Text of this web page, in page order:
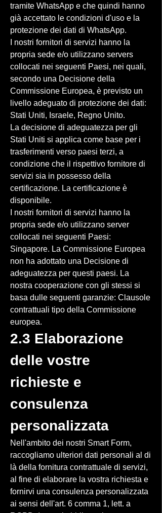
tramite WhatsApp e che quindi hanno
già accettato le condizioni d'uso e la
protezione dei dati di WhatsApp.
I nostri fornitori di servizi hanno la
propria sede e/o utilizzano servers
collocati nei seguenti Paesi, nei quali,
secondo una Decisione della
Commissione Europea, è previsto un
livello adeguato di protezione dei dati:
Stati Uniti, Israele, Regno Unito.
La decisione di adeguatezza per gli
Stati Uniti si applica come base per i
trasferimenti verso paesi terzi, a
condizione che il rispettivo fornitore di
servizi sia in possesso della
certificazione. La certificazione è
disponibile.
I nostri fornitori di servizi hanno la
propria sede e/o utilizzano server
collocati nei seguenti Paesi:
Singapore. La Commissione Europea
non ha adottato una Decisione di
adeguatezza per questi paesi. La
nostra cooperazione con gli stessi si
basa dulle seguenti garanzie: Clausole
contrattuali tipo della Commissione
europea.
2.3 Elaborazione
delle vostre
richieste e
consulenza
personalizzata
Nell'ambito dei nostri Smart Form,
raccogliamo ulteriori dati personali al di
là della fornitura contrattuale di servizi,
al fine di elaborare la vostra richiesta e
fornirvi una consulenza personalizzata
ai sensi dell'art. 6 comma 1, lett. a